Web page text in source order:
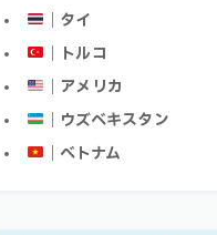
｜タイ
｜トルコ
｜アメリカ
｜ウズベキスタン
｜ベトナム